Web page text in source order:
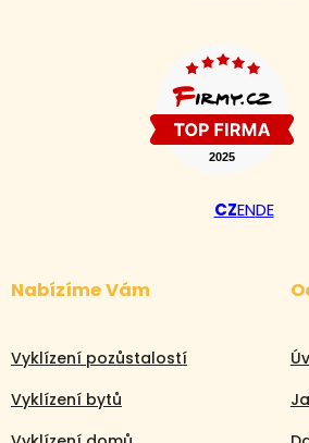
CZENDE
Nabízíme Vám
Vyklízení pozůstalostí
Vyklízení bytů